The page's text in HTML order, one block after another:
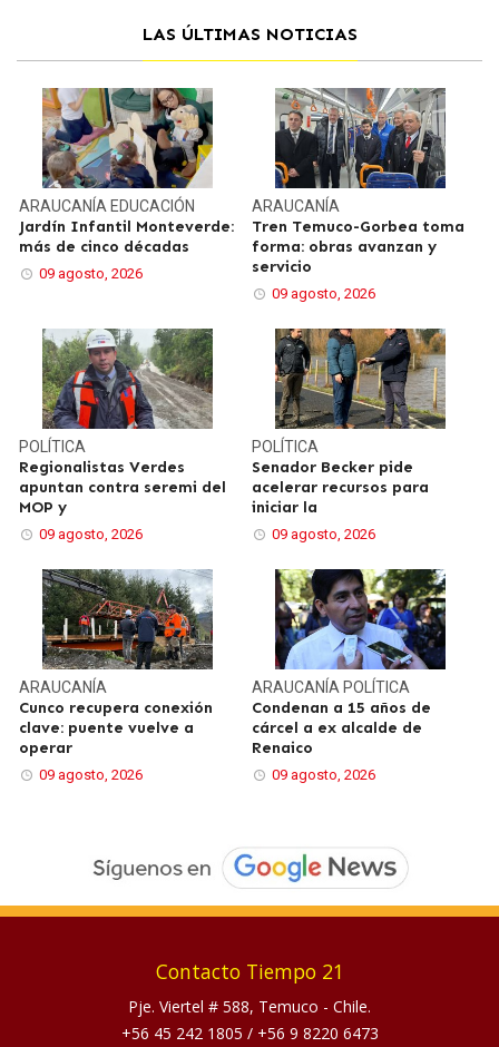
LAS ÚLTIMAS NOTICIAS
ARAUCANÍA EDUCACIÓN
Jardín Infantil Monteverde:
más de cinco décadas
09 agosto, 2026
ARAUCANÍA
Tren Temuco-Gorbea toma
forma: obras avanzan y
servicio
09 agosto, 2026
POLÍTICA
Regionalistas Verdes
apuntan contra seremi del
MOP y
09 agosto, 2026
POLÍTICA
Senador Becker pide
acelerar recursos para
iniciar la
09 agosto, 2026
ARAUCANÍA
Cunco recupera conexión
clave: puente vuelve a
operar
09 agosto, 2026
ARAUCANÍA POLÍTICA
Condenan a 15 años de
cárcel a ex alcalde de
Renaico
09 agosto, 2026
Contacto Tiempo 21
Pje. Viertel # 588, Temuco - Chile.
+56 45 242 1805 / +56 9 8220 6473